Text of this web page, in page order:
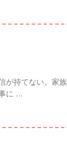
が持てない。家
に ...